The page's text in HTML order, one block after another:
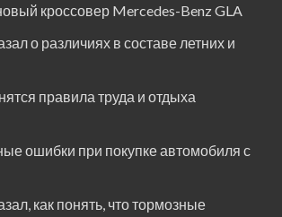
кроссовер Mercedes-Benz GLA
о различиях в составе летних и
правила труда и отдыха
ошибки при покупке автомобиля с
как понять, что тормозные